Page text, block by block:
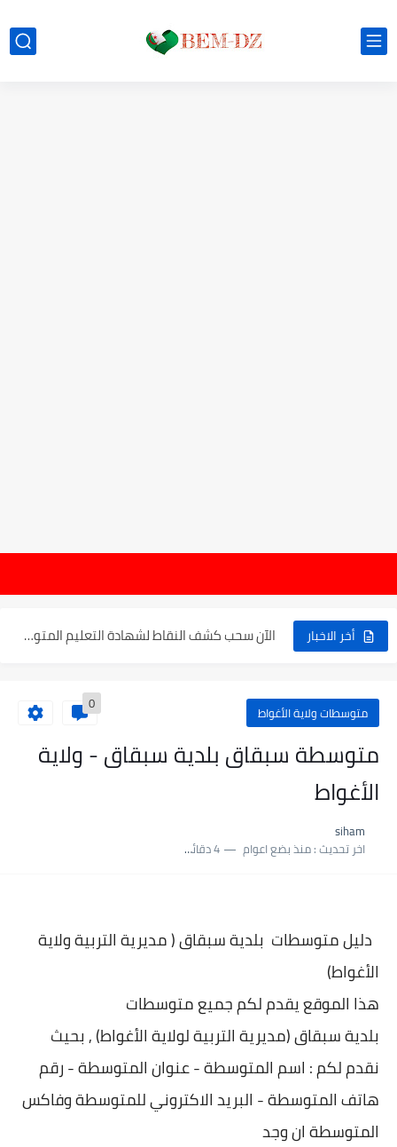
أخر الاخبار
الإعلان عن نتائج بكالوريا 2025 في الجزائر يوم 20...
الآن سحب كشف النقاط لشهادة التعليم المتوسط 2025
حساب معدل شهادة التعليم المتوسط بيام 2025
متوسطات ولاية الأغواط 0
متوسطة سبقاق بلدية سبقاق - ولاية
الأغواط
siham
اخر تحديث :منذ بضع اعوام 4 دقائق للقراءة
دليل متوسطات بلديةسبقاق ( مديرية التربية ولاية
الأغواط)
هذا الموقع يقدم لكم جميع متوسطات
بلديةسبقاق (مديرية التربية لولاية الأغواط) , بحيث
نقدم لكم : اسم المتوسطة - عنوان المتوسطة - رقم
هاتف المتوسطة - البريد الاكتروني للمتوسطة وفاكس
المتوسطة ان وجد